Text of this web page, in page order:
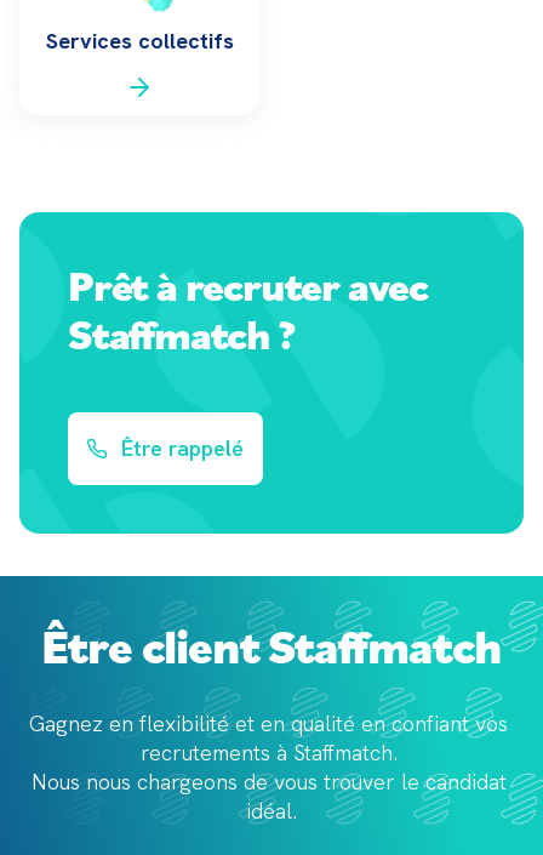
Services collectifs
Prêt àrecruter avec
Staffmatch ?
Être rappelé
Être client Staffmatch
Gagnez en flexibilité et en qualité en confiant vos
recrutements à Staffmatch.
Nous nous chargeons de vous trouver le candidat
idéal.